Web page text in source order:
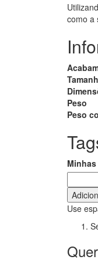
como a
Peso
Peso
Use